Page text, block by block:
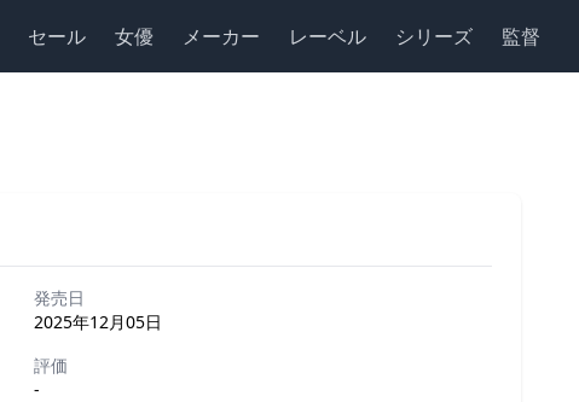
セール 女優 メーカー レーベル シリーズ 監督
発売日
2025年12月05日
評価
-